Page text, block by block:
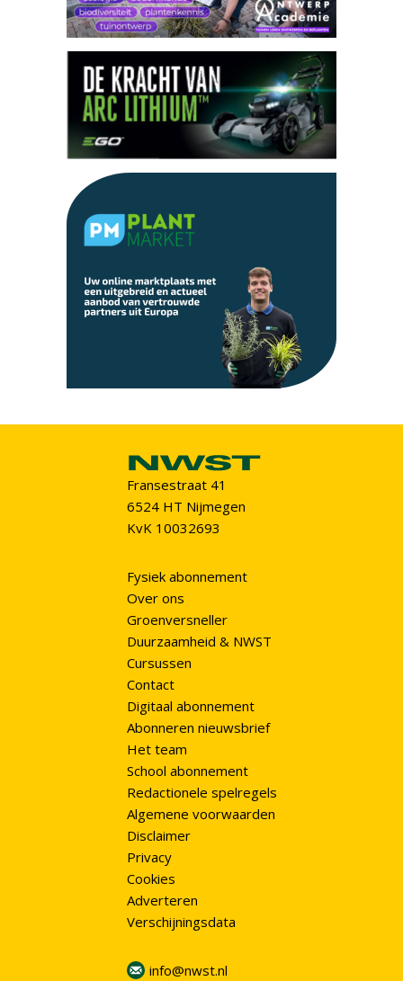
Fransestraat 41
6524 HT Nijmegen
KvK 10032693
Fysiek abonnement
Over ons
Groenversneller
Duurzaamheid & NWST
Cursussen
Contact
Digitaal abonnement
Abonneren nieuwsbrief
Het team
School abonnement
Redactionele spelregels
Algemene voorwaarden
Disclaimer
Privacy
Cookies
Adverteren
Verschijningsdata
info@nwst.nl